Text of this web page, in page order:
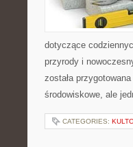
dotyczące
przyrody i
została
środowiskowe, ale
CATEGORIES: